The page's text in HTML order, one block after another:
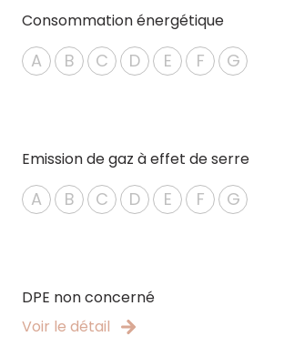
Consommation énergétique
A B C D E F G
Emission de gaz à effet de serre
A B C D E F G
DPE non concerné
Voir le détail